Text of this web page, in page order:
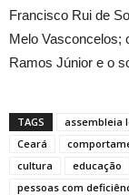
Francisco Rui de
Melo Vasconcelos;
Ramos Júnior e o
TAGS assembleia
Ceará
cultura
educação
pessoas com